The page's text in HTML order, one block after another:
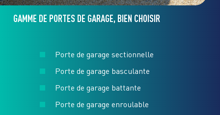
GAMME DE PORTES DE GARAGE, BIEN CHOISIR
Porte de garage sectionnelle
Porte de garage basculante
Porte de garage battante
Porte de garage enroulable